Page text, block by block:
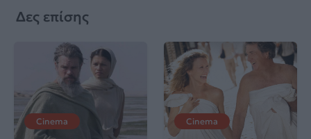
Δες επίσης
Cinema Cinema